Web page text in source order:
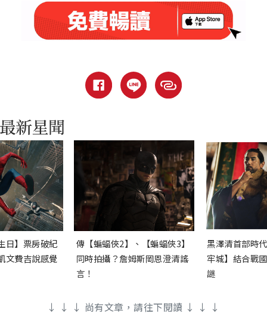
日】票房破紀
文費吉說感覺
傳【蝙蝠俠2】、【蝙蝠俠3】
同時拍攝？詹姆斯岡恩澄清謠
言！
黑澤清首部時
牢城】結合戰
謎
↓ ↓ ↓ 尚有文章，請往下閱讀 ↓ ↓ ↓